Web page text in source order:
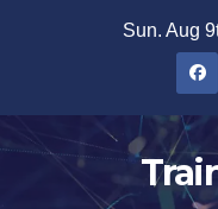
Sun. Aug